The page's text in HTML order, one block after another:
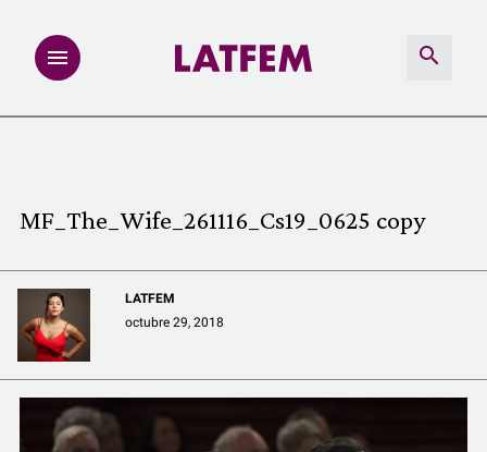
REDACCIÓN ABIERTA
LATFEMLAB.
PRODUCTOS
MF_The_Wife_261116_Cs19_0625 copy
LATFEM
octubre 29, 2018